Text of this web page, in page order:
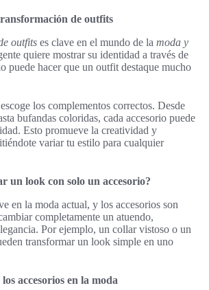
de outfits
outfits es clave en el mundo de la moda y
quiere mostrar su identidad a través de
puede hacer que un outfit destaque mucho
los complementos correctos. Desde
bufandas coloridas, cada accesorio puede
Esto promueve la creatividad y
variar tu estilo para cualquier
un look con solo un accesorio?
en la moda actual, y los accesorios son
completamente un atuendo,
Por ejemplo, un collar vistoso o un
transformar un look simple en uno
accesorios en la moda